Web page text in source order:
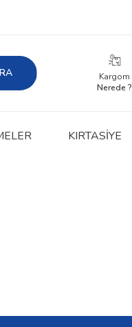
Kargom
Nerede ?
KIRTASIYE